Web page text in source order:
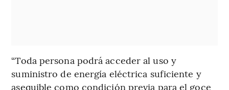
“Toda persona podrá acceder al uso y
suministro de energía eléctrica suficiente y
asequible como condición previa para el goce